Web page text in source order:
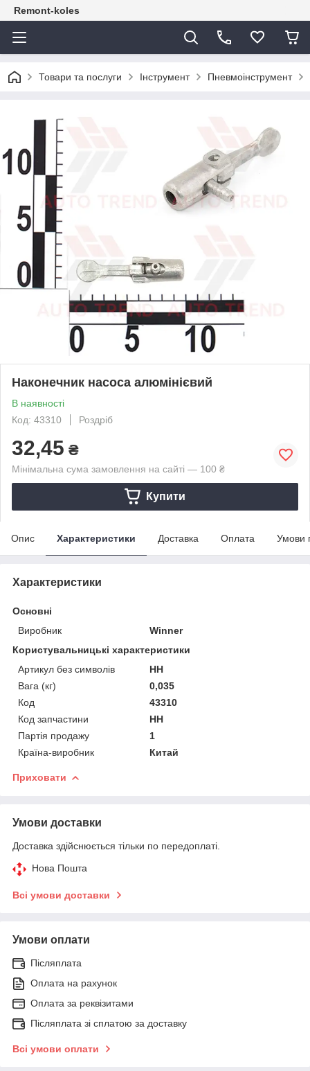
Remont-koles
Товари та послуги Інструмент Пневмоінструмент
Наконечник насоса алюмінієвий
В наявності
Код: 43310
Роздріб
32,45 ₴
Мінімальна сума замовлення на сайті — 100 ₴
Купити
Опис Характеристики Доставка Оплата Умови
Характеристики
Основні
Виробник
Winner
Користувальницькі характеристики
Артикул без символів
НН
Вага (кг)
0,035
Код
43310
Код запчастини
НН
Партія продажу
1
Країна-виробник
Китай
Приховати
Умови доставки
Доставка здійснюється тільки по передоплаті.
Нова Пошта
Всі умови доставки
Умови оплати
Післяплата
Оплата на рахунок
Оплата за реквізитами
Післяплата зі сплатою за доставку
Всі умови оплати